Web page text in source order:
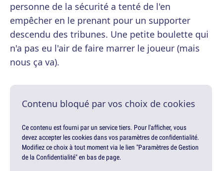
personne de la sécurité a tenté de l'en
empêcher en le prenant pour un supporter
descendu des tribunes. Une petite boulette qui
n'a pas eu l'air de faire marrer le joueur (mais
nous ça va).
Contenu bloqué par vos choix de cookies
Ce contenu est fourni par un service tiers. Pour l'afficher, vous
devez accepter les cookies dans vos paramètres de confidentialité.
Modifiez ce choix à tout moment via le lien "Paramètres de Gestion
de la Confidentialité" en bas de page.